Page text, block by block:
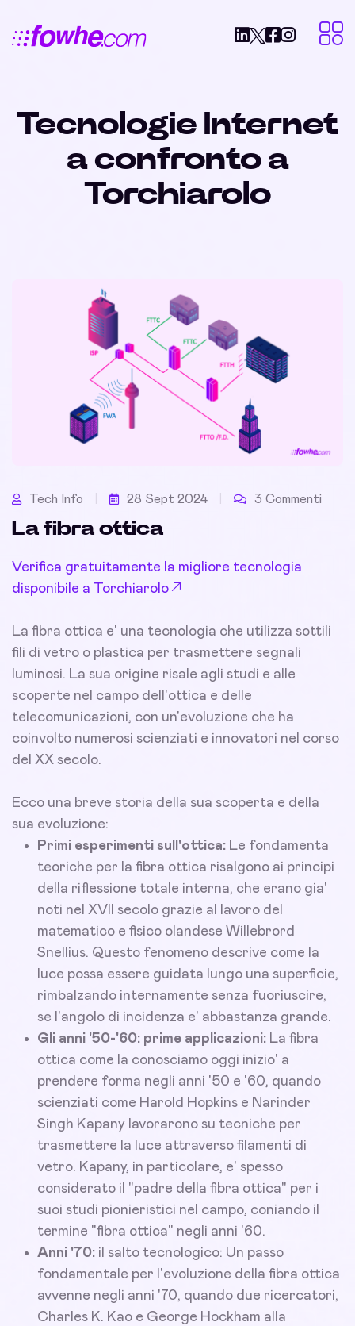
Tecnologie Internet
a confronto a
Torchiarolo
Tech Info 28 Sept 2024 3 Commenti
La fibra ottica
Verifica gratuitamente la migliore tecnologia
disponibile a Torchiarolo
La fibra ottica e' una tecnologia che utilizza sottili
fili di vetro o plastica per trasmettere segnali
luminosi. La sua origine risale agli studi e alle
scoperte nel campo dell'ottica e delle
telecomunicazioni, con un'evoluzione che ha
coinvolto numerosi scienziati e innovatori nel corso
del XX secolo.
Ecco una breve storia della sua scoperta e della
sua evoluzione:
Primi esperimenti sull'ottica: Le fondamenta
teoriche per la fibra ottica risalgono ai principi
della riflessione totale interna, che erano gia'
noti nel XVII secolo grazie al lavoro del
matematico e fisico olandese Willebrord
Snellius. Questo fenomeno descrive come la
luce possa essere guidata lungo una superficie,
rimbalzando internamente senza fuoriuscire,
se l'angolo di incidenza e' abbastanza grande.
Gli anni '50-'60: prime applicazioni: La fibra
ottica come la conosciamo oggi inizio' a
prendere forma negli anni '50 e '60, quando
scienziati come Harold Hopkins e Narinder
Singh Kapany lavorarono su tecniche per
trasmettere la luce attraverso filamenti di
vetro. Kapany, in particolare, e' spesso
considerato il "padre della fibra ottica" per i
suoi studi pionieristici nel campo, coniando il
termine "fibra ottica" negli anni '60.
Anni '70: il salto tecnologico: Un passo
fondamentale per l'evoluzione della fibra ottica
avvenne negli anni '70, quando due ricercatori,
Charles K. Kao e George Hockham alla